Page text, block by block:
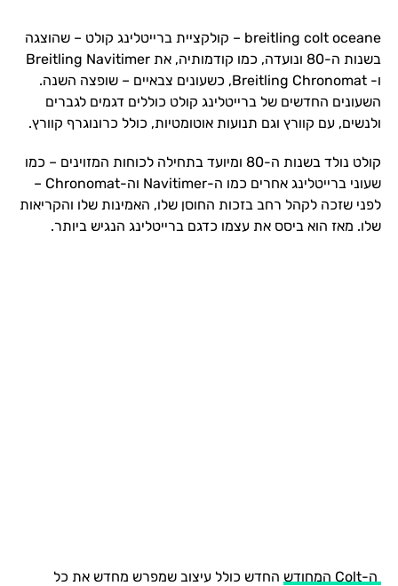
breitling colt oceane – קולקציית ברייטלינג קולט – שהוצגה
בשנות ה-80 ונועדה, כמו קודמותיה, את Breitling Navitimer
ו- Breitling Chronomat, כשעונים צבאיים – שופצה השנה.
השעונים החדשים של ברייטלינג קולט כוללים דגמים לגברים
ולנשים, עם קוורץ וגם תנועות אוטומטיות, כולל כרונוגרף קוורץ.
קולט נולד בשנות ה-80 ומיועד בתחילה לכוחות המזוינים – כמו
שעוני ברייטלינג אחרים כמו ה-Navitimer וה-Chronomat –
לפני שזכה לקהל רחב בזכות החוסן שלו, האמינות שלו והקריאות
שלו. מאז הוא ביסס את עצמו כדגם ברייטלינג הנגיש ביותר.
ה-Colt המחודש
החדש כולל עיצוב שמפרש מחדש את כל